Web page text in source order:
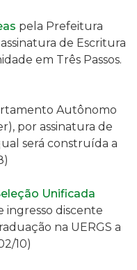
pela Prefeitura
de Escritura
em Três Passos.
Autônomo
, por assinatura de
será construída a
Unificada
ingresso discente
na UERGS a
10)